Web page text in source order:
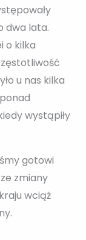
dwa lata.
o kilka
u nas kilka
wystąpiły
gotowi
zmiany
wciąż